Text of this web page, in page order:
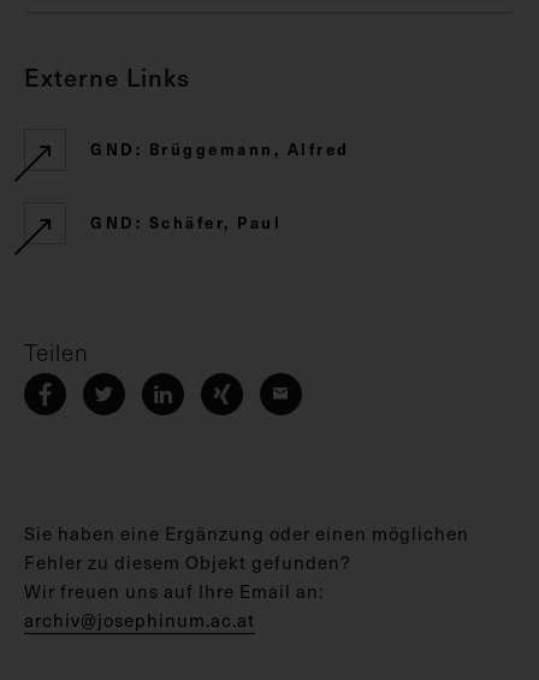
Externe Links
GND: Brüggemann, Alfred
GND: Schäfer, Paul
Teilen
Sie haben eine Ergänzung oder einen möglichen
Fehler zu diesem Objekt gefunden?
Wir freuen uns auf Ihre Email an:
archiv@josephinum.ac.at